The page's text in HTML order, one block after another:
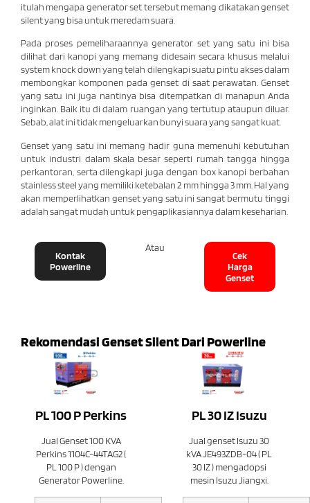
itulah mengapa generator set tersebut memang dikatakan genset
silent yang bisa untuk meredam suara.
Pada proses pemeliharaannya generator set yang satu ini bisa
dilihat dari kanopi yang memang didesain secara khusus melalui
system knock down yang telah dilengkapi suatu pintu akses dalam
membongkar komponen pada genset di saat perawatan. Genset
yang satu ini juga nantinya bisa ditempatkan di manapun Anda
inginkan. Baik itu di dalam ruangan yang tertutup ataupun diluar.
Sebab, alat ini tidak mengeluarkan bunyi suara yang sangat kuat.
Genset yang satu ini memang hadir guna memenuhi kebutuhan
untuk industri dalam skala besar seperti rumah tangga hingga
perkantoran, serta dilengkapi juga dengan box kanopi berbahan
stainless steel yang memiliki ketebalan 2 mm hingga 3 mm. Hal yang
akan memperlihatkan genset yang satu ini sangat bermutu tinggi
adalah sangat mudah untuk pengaplikasiannya dalam keseharian.
Kontak
Powerline
Atau
Cek
Harga
Genset
Rekomendasi Genset Silent Dari Powerline
PL 100 P Perkins
Jual Genset 100 KVA
Perkins 1104C-44TAG2 (
PL 100 P ) dengan
Generator Powerline.
PL 30 IZ Isuzu
Jual genset Isuzu 30
kVA JE493ZDB-04 ( PL
30 IZ ) mengadopsi
mesin Isuzu Jiangxi.